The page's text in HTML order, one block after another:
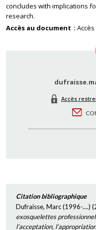
concludes with implications
research.
Accès au document
Accès
Citation bibliographique
Dufraisse, Marc (1996-....) (
exosquelettes
l’acceptation,